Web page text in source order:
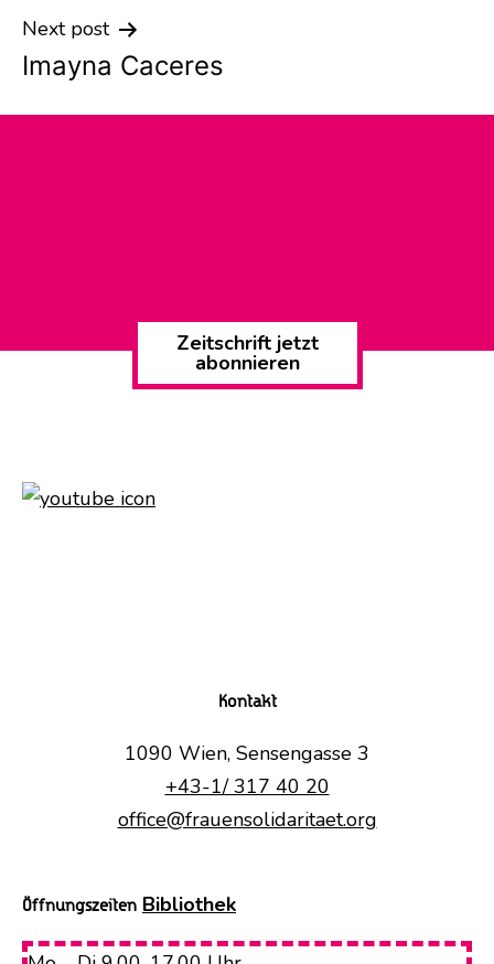
Next post
Imayna Caceres
Zeitschrift jetzt
abonnieren
Kontakt
1090 Wien, Sensengasse 3
+43-1/ 317 40 20
office@frauensolidaritaet.org
Öffnungszeiten Bibliothek